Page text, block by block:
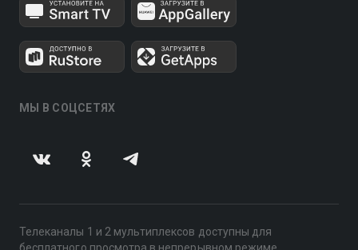
МЫ В СОЦСЕТЯХ
Телеканалы 1 и 2 мультиплексов доступны для